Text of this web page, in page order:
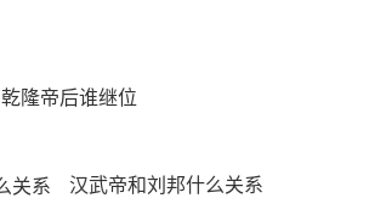
乾隆帝后谁继位
汉武帝和刘邦什么关系